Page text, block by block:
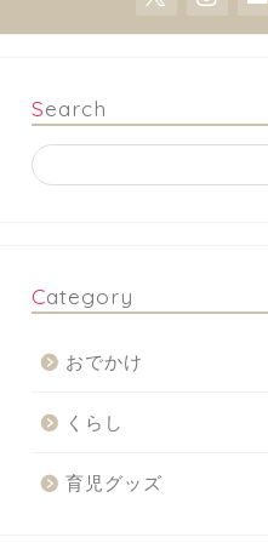
Search
Category
おでかけ
くらし
育児グッズ